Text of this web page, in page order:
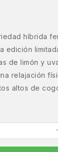
híbrida
edición
de limón y
relajación
altos de